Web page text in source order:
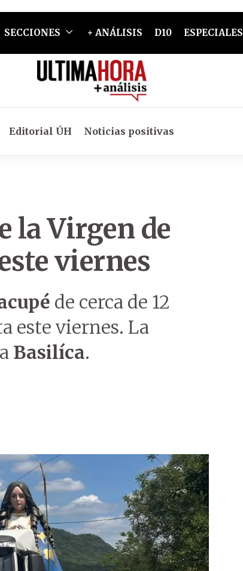
SECCIONES + ANÁLISIS D10 ESPECIALES
Editorial ÚH Noticias positivas
la Virgen de
viernes
de cerca de 12
este viernes. La
Basilíca.